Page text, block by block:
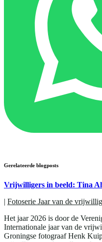
Gerelateerde blogposts
Vrijwilligers in beeld: Tina
| Fotoserie Jaar van de
Het jaar 2026 is door de
Internationale jaar van de
Groningse fotograaf Henk